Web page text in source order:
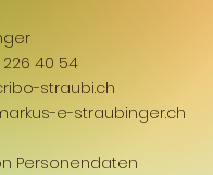
226 40 54
straubi.ch
e-straubinger.ch
Personendaten